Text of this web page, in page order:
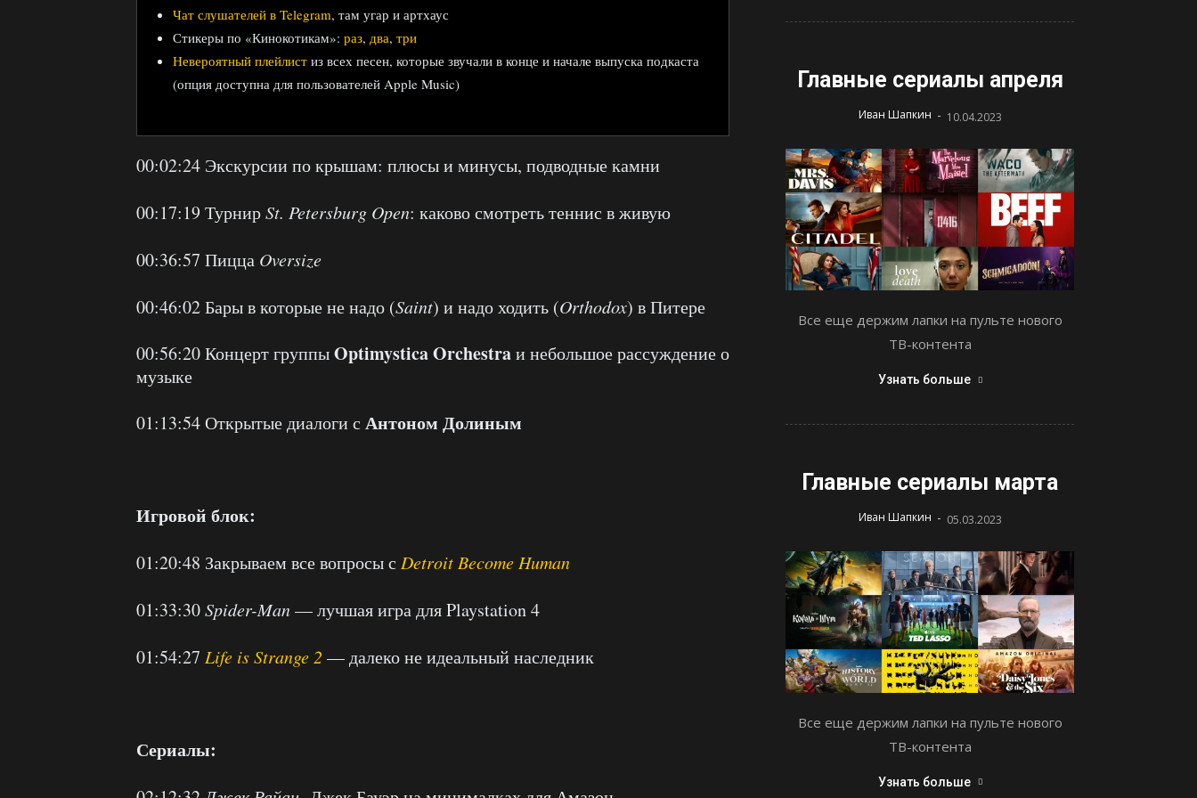
Чат слушателей в Telegram, там угар и артхаус
Стикеры по «Кинокотикам»: раз, два, три
Невероятный плейлист из всех песен, которые звучали в конце и начале выпуска подкаста
(опция доступна для пользователей Apple Music)
00:02:24 Экскурсии по крышам: плюсы и минусы, подводные камни
00:17:19 ТурнирSt. Petersburg Open: каково смотреть теннис в живую
00:36:57 Пицца Oversize
00:46:02 Бары в которые не надо (Saint) и надо ходить (Orthodox) в Питере
00:56:20 Концерт группыOptimystica Orchestraи небольшое рассуждение о
музыке
01:13:54 Открытые диалоги с Антоном Долиным
Игровой блок:
01:20:48 Закрываем все вопросы с Detroit Become Human
01:33:30Spider-Man— лучшая игра для Playstation 4
01:54:27 Life is Strange 2 — далеко не идеальный наследник
Сериалы:
Главные сериалы апреля
Иван Шапкин - 10.04.2023
Все еще держим лапки на пульте нового
ТВ-контента
Узнать больше
Главные сериалы марта
Иван Шапкин - 05.03.2023
Все еще держим лапки на пульте нового
ТВ-контента
Узнать больше